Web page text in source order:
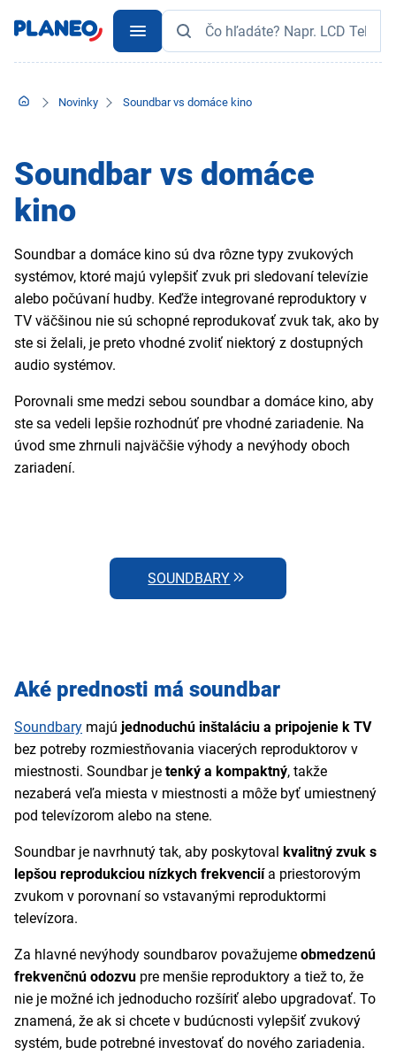
Novinky Soundbar vs domáce kino
Soundbar vs domáce
kino
Soundbar a domáce kino sú dva rôzne typy zvukových
systémov, ktoré majú vylepšiť zvuk pri sledovaní televízie
alebo počúvaní hudby. Keďže integrované reproduktory v
TV väčšinou nie sú schopné reprodukovať zvuk tak, ako by
ste si želali, je preto vhodné zvoliť niektorý z dostupných
audio systémov.
Porovnali sme medzi sebou soundbar a domáce kino, aby
ste sa vedeli lepšie rozhodnúť pre vhodné zariadenie. Na
úvod sme zhrnuli najväčšie výhody a nevýhody oboch
zariadení.
SOUNDBARY
Aké prednosti má soundbar
Soundbary majú jednoduchú inštaláciu a pripojenie k TV
bez potreby rozmiestňovania viacerých reproduktorov v
miestnosti. Soundbar je tenký a kompaktný, takže
nezaberá veľa miesta v miestnosti a môže byť umiestnený
pod televízorom alebo na stene.
Soundbar je navrhnutý tak, aby poskytoval
kvalitný zvuk s
lepšou reprodukciou nízkych frekvenciía priestorovým
zvukom v porovnaní so vstavanými reproduktormi
televízora.
Za hlavné nevýhody soundbarov považujeme obmedzenú
frekvenčnú odozvu pre menšie reproduktory a tiež to, že
nie je možné ich jednoducho rozšíriť alebo upgradovať. To
znamená, že ak si chcete v budúcnosti vylepšiť zvukový
systém, bude potrebné investovať do nového zariadenia.